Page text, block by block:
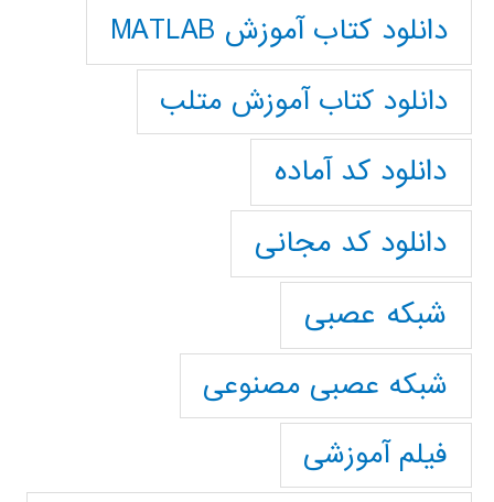
دانلود کتاب آموزش MATLAB
دانلود کتاب آموزش متلب
دانلود کد آماده
دانلود کد مجانی
شبکه عصبی
شبکه عصبی مصنوعی
فیلم آموزشی